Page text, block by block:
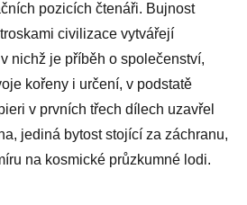
pozicích čtenáři. Bujnost
civilizace vytvářejí
nichž je příběh o společenství,
kořeny i určení, v podstatě
v prvních třech dílech uzavřel
jediná bytost stojící za záchranu,
na kosmické průzkumné lodi.